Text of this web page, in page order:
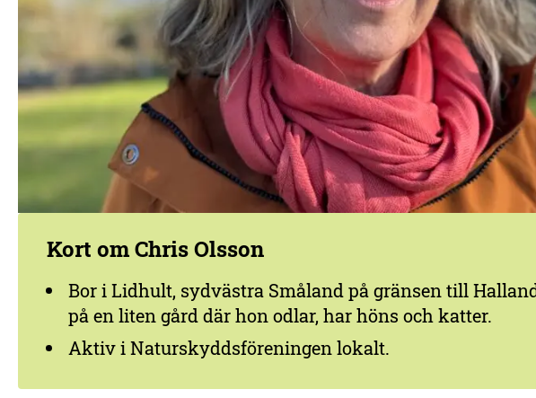
Kort om Chris Olsson
Bor i Lidhult, sydvästra Småland på gränsen till
på en liten gård där hon odlar, har höns och katter.
Aktiv i Naturskyddsföreningen lokalt.